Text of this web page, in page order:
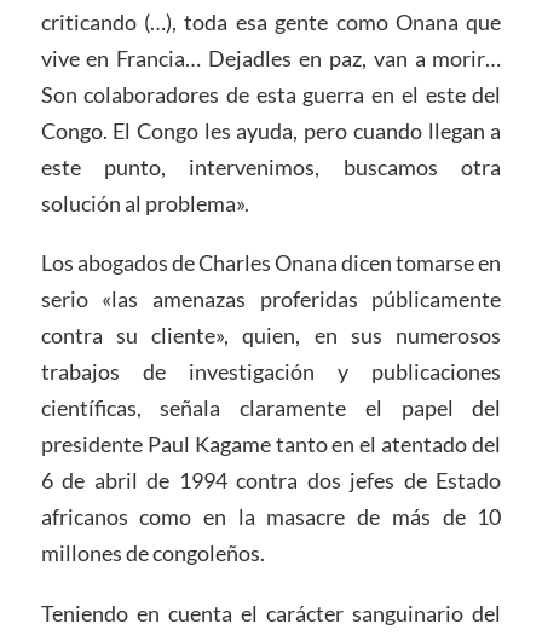
criticando (…), toda esa gente como Onana que
vive en Francia… Dejadles en paz, van a morir…
Son colaboradores de esta guerra en el este del
Congo. El Congo les ayuda, pero cuando llegan a
este punto, intervenimos, buscamos otra
solución al problema».
Los abogados de Charles Onana dicen tomarse en
serio «las amenazas proferidas públicamente
contra su cliente», quien, en sus numerosos
trabajos de investigación y publicaciones
científicas, señala claramente el papel del
presidente Paul Kagame tanto en el atentado del
6 de abril de 1994 contra dos jefes de Estado
africanos como en la masacre de más de 10
millones de congoleños.
Teniendo en cuenta el carácter sanguinario del